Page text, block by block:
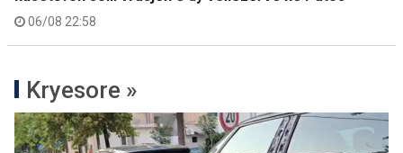
06/08 22:58
Kryesore »